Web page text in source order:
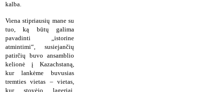
kalba.
Viena stipriausių mane su
tuo, ką būtų galima
pavadinti „istorine
atmintimi“, susiejančių
patirčių buvo ansamblio
kelionė į Kazachstaną,
kur lankėme buvusias
tremties vietas – vietas,
kur stovėjo lageriai,